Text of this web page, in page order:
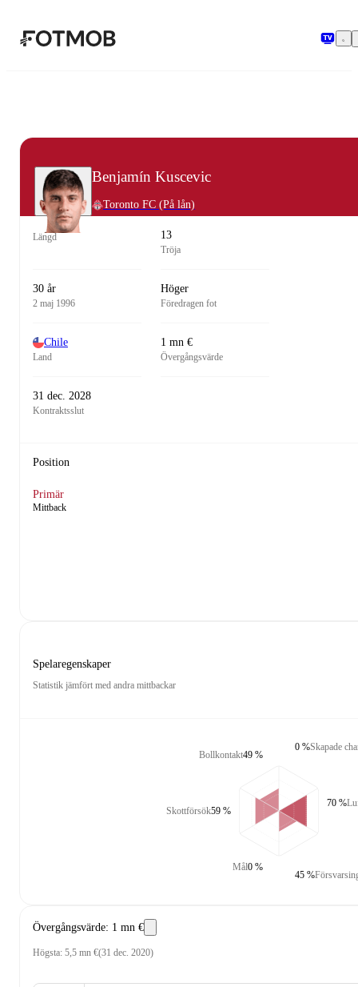
Benjamín Kuscevic
Toronto FC (På lån)
Längd 13
Tröja
30 år
2 maj 1996
Höger
Föredragen fot
Chile
Land
1 mn €
Övergångsvärde
31 dec. 2028
Kontraktsslut
Position
Primär
Mittback
Spelaregenskaper
Statistik jämfört med andra mittbackar
Bollkontakt49 %
Skottförsök59 %
Mål0 %
Skapade
0 %
70 %
45 %
Övergångsvärde: 1 mn €
Högsta: 5,5 mn €(31 dec. 2020)